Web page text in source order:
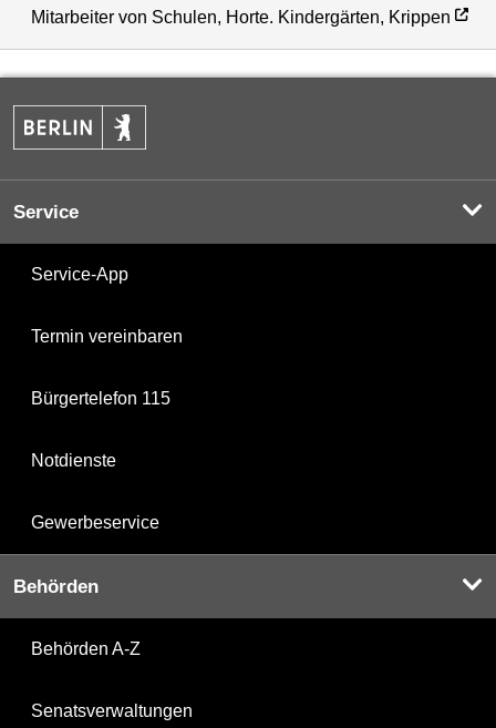
Mitarbeiter von Schulen, Horte. Kindergärten, Krippen
Service
Service-App
Termin vereinbaren
Bürgertelefon 115
Notdienste
Gewerbeservice
Behörden
Behörden A-Z
Senatsverwaltungen